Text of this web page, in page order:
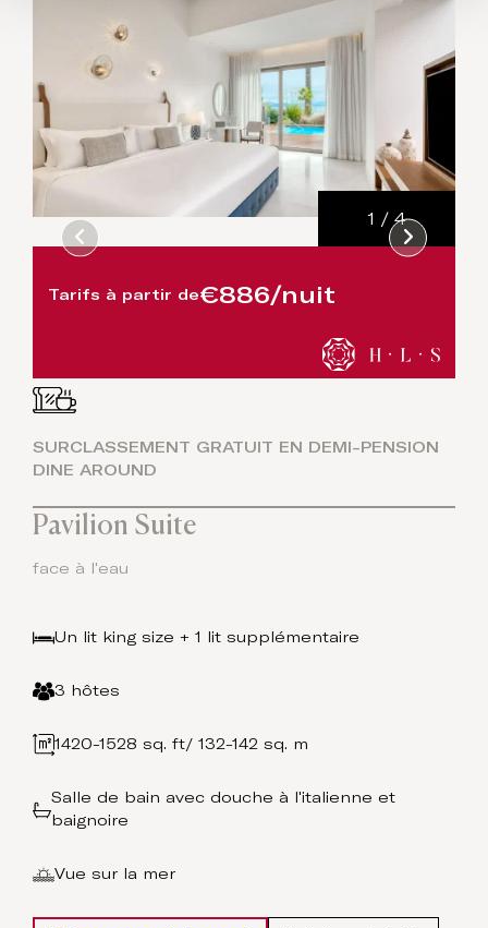
SURCLASSEMENT GRATUIT EN DEMI-PENSION
DINE AROUND
Pavilion Suite
face à l'eau
Un lit king size + 1 lit supplémentaire
3 hôtes
1420-1528 sq. ft/ 132-142 sq. m
Salle de bain avec douche à l'italienne et
baignoire
Vue sur la mer
1 / 4
Tarifs à partir de€886/nuit